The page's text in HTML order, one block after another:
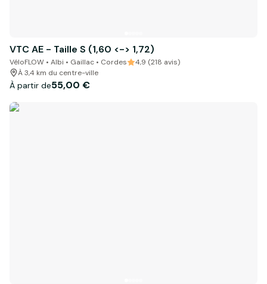
VTC AE - Taille S (1,60 <-> 1,72)
VéloFLOW • Albi • Gaillac • Cordes
4,9 (218 avis)
À 3,4 km du centre-ville
À partir de55,00 €